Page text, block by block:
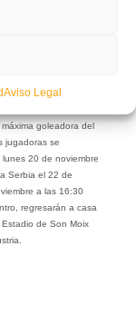
Aviso Legal
estas destacadas
Sandra Paños,
goleadora del
jugadoras se
20 de noviembre
Serbia el 22 de
a las 16:30
regresarán a casa
de Son Moix